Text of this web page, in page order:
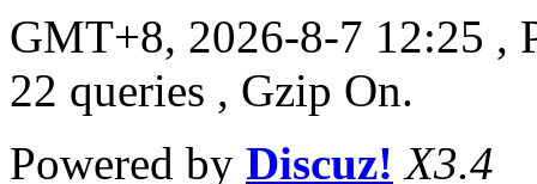
GMT+8, 2026-8-7 12:25 ,
22 queries , Gzip On.
Powered by Discuz! X3.4